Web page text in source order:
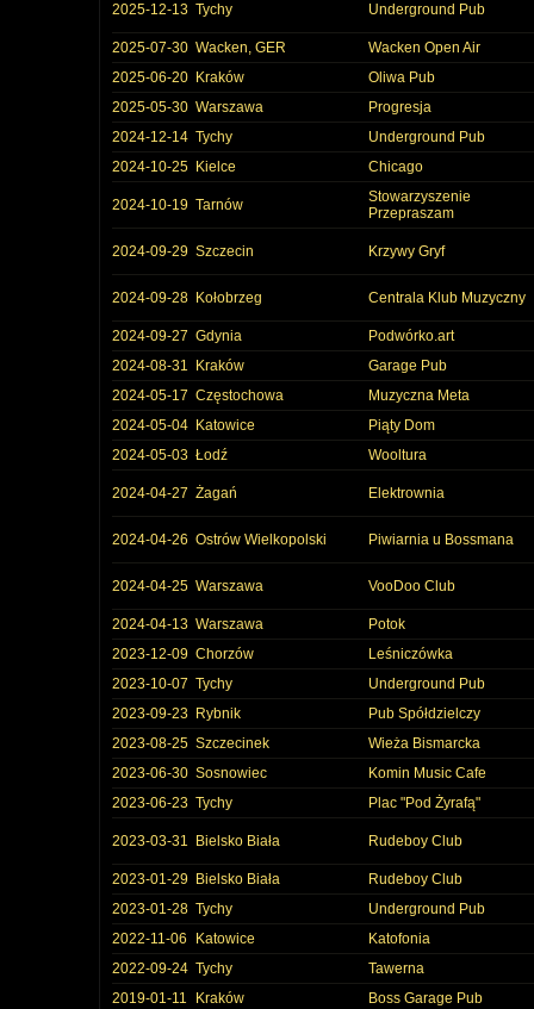
2025-12-13 Tychy Underground Pub
2025-07-30 Wacken, GER
Wacken Open Air
2025-06-20 Kraków
Oliwa Pub
2025-05-30 Warszawa
Progresja
2024-12-14 Tychy
Underground Pub
2024-10-25 Kielce Chicago
2024-10-19 Tarnów
Stowarzyszenie
Przepraszam
2024-09-29 Szczecin Krzywy Gryf
2024-09-28 Kołobrzeg Centrala Klub Muzyczny
2024-09-27 Gdynia
Podwórko.art
2024-08-31
Kraków
Garage Pub
2024-05-17 Częstochowa
Muzyczna Meta
2024-05-04 Katowice
Piąty Dom
2024-05-03 Łodź Wooltura
2024-04-27 Żagań Elektrownia
2024-04-26 Ostrów Wielkopolski Piwiarnia u Bossmana
2024-04-25 Warszawa VooDoo Club
2024-04-13 Warszawa
Potok
2023-12-09 Chorzów
Leśniczówka
2023-10-07 Tychy
Underground Pub
2023-09-23 Rybnik
Pub Spółdzielczy
2023-08-25 Szczecinek
Wieża Bismarcka
2023-06-30 Sosnowiec
Komin Music Cafe
2023-06-23 Tychy Plac "Pod Żyrafą"
2023-03-31 Bielsko Biała Rudeboy Club
2023-01-29 Bielsko Biała
Rudeboy Club
2023-01-28 Tychy
Underground Pub
2022-11-06
Katowice
Katofonia
2022-09-24 Tychy
Tawerna
2019-01-11
Kraków
Boss Garage Pub